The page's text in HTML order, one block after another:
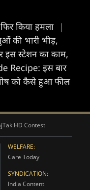
किया हमला
|
की भारी भीड़,
इस स्टेशन का काम,
Recipe: इस बार
घोष को कैसे हुआ फील
HD Contest
WELFARE:
Care Today
SYNDICATION:
India Content